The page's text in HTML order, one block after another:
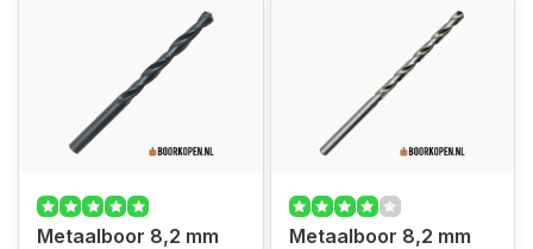
Metaalboor 8,2 mm
Metaalboor 8,2 mm